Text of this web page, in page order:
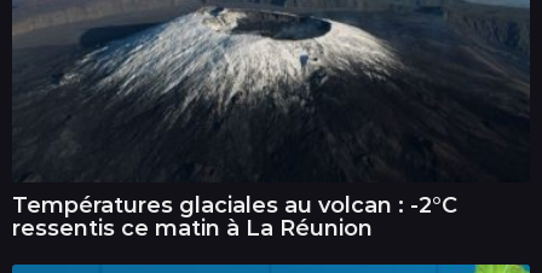
Températures glaciales au volcan : -2°C
ressentis ce matin à La Réunion